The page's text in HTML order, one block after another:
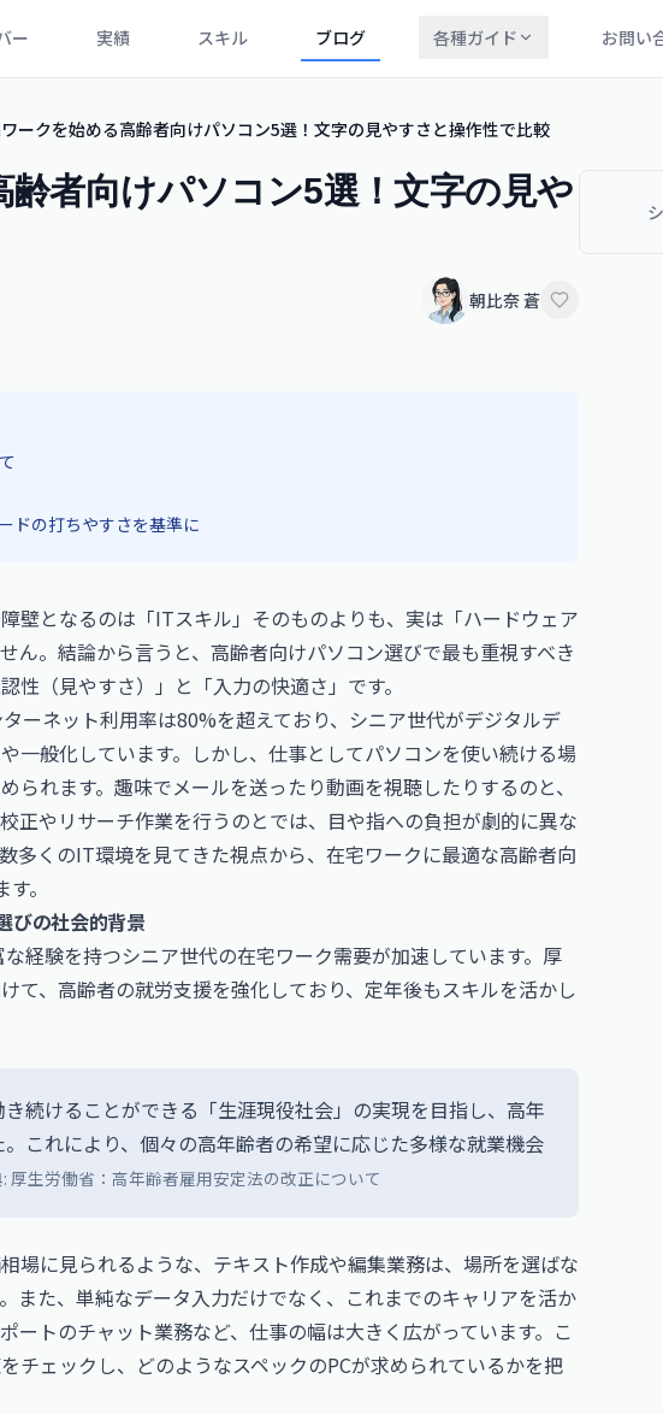
ー 実績 スキル ブログ 各種ガイド お問い
ークを始める高齢者向けパソコン5選！文字の見やすさと操作性で比較
者向けパソコン5選！文字の見や
朝比奈 蒼
ドの打ちやすさを基準に
壁となるのは「ITスキル」そのものよりも、実は「ハードウェア
ん。結論から言うと、高齢者向けパソコン選びで最も重視すべき
性（見やすさ）」と「入力の快適さ」です。
ーネット利用率は80%を超えており、シニア世代がデジタルデ
一般化しています。しかし、仕事としてパソコンを使い続ける場
られます。趣味でメールを送ったり動画を視聴したりするのと、
正やリサーチ作業を行うのとでは、目や指への負担が劇的に異な
多くのIT環境を見てきた視点から、在宅ワークに最適な高齢者向
。
びの社会的背景
経験を持つシニア世代の在宅ワーク需要が加速しています。厚
て、高齢者の就労支援を強化しており、定年後もスキルを活かし
続けることができる「生涯現役社会」の実現を目指し、高年
これにより、個々の高年齢者の希望に応じた多様な就業機会
厚生労働省：高年齢者雇用安定法の改正について
場に見られるような、テキスト作成や編集業務は、場所を選ばな
また、単純なデータ入力だけでなく、これまでのキャリアを活か
ートのチャット業務など、仕事の幅は大きく広がっています。こ
をチェックし、どのようなスペックのPCが求められているかを把